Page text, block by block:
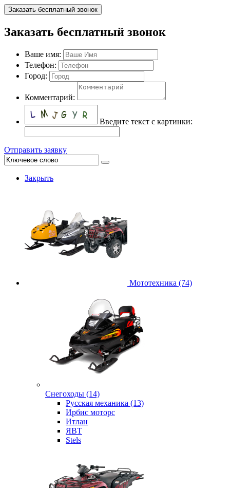
Заказать бесплатный звонок
Заказать бесплатный звонок
Ваше имя:
Телефон:
Город:
Комментарий:
Введите текст с картинки:
Отправить заявку
Закрыть
Мототехника (74)
Снегоходы (14)
Русская механика (13)
Ирбис моторс
Итлан
ЯВТ
Stels